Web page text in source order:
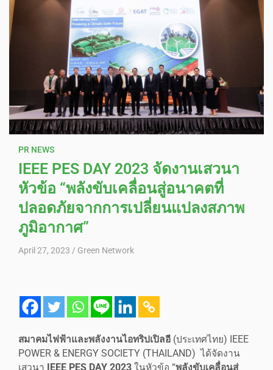
PR NEWS
IEEE PES DAY 2023 จัดงานเสวนา
หัวข้อ “พลังขับเคลื่อนสู่อนาคตที่
ปลอดภัยจากการเปลี่ยนแปลงสภาพ
ภูมิอากาศ”
April 27, 2023 Green Network
สมาคมไฟฟ้าและพลังงานไอทริปเปิลอี (ประเทศไทย) IEEE
POWER & ENERGY SOCIETY (THAILAND) ได้จัดงาน
เสวนา
IEEE PES DAY 2023 ในหัวข้อ “พลังขับเคลื่อนสู่